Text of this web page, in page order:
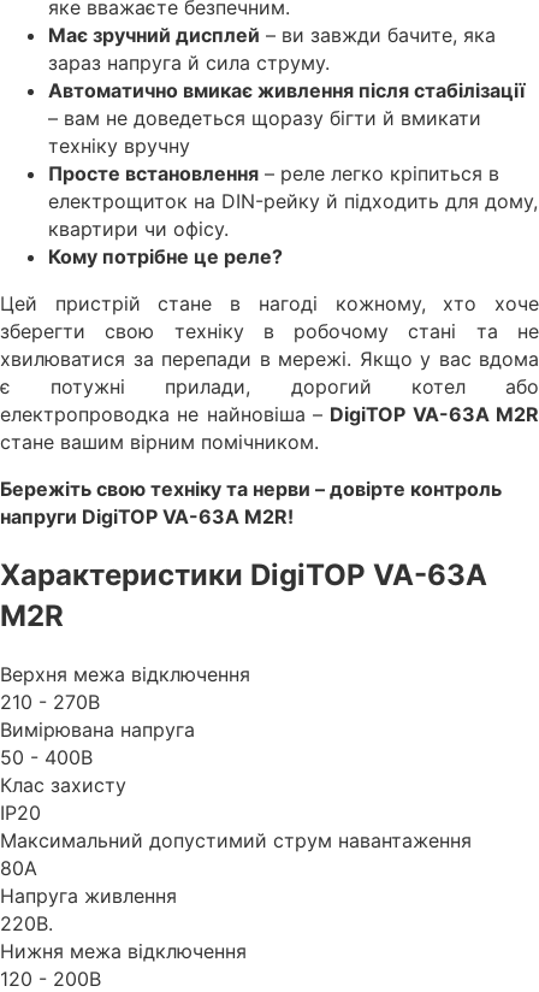
яке вважаєте безпечним.
Має зручний дисплей – ви завжди бачите, яка
зараз напруга й сила струму.
Автоматично вмикає живлення після стабілізації
– вам не доведеться щоразу бігти й вмикати
техніку вручну
Просте встановлення – реле легко кріпиться в
електрощиток на DIN-рейку й підходить для дому,
квартири чи офісу.
Кому потрібне це реле?
Цей пристрій стане в нагоді кожному, хто хоче
зберегти свою техніку в робочому стані та не
хвилюватися за перепади в мережі. Якщо у вас вдома
є потужні прилади, дорогий котел або
електропроводка не найновіша – DigiTOP VA-63A M2R
стане вашим вірним помічником.
Бережіть свою техніку та нерви – довірте контроль
напруги DigiTOP VA-63A M2R!
Характеристики DigiTOP VA-63A
M2R
Верхня межа відключення
210 - 270В
Вимірювана напруга
50 - 400B
Клас захисту
IP20
Максимальний допустимий струм навантаження
80A
Напруга живлення
220В.
Нижня межа відключення
120 - 200В